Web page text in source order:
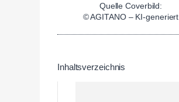
Quelle Coverbild:
© AGITANO – KI-generiert
Inhaltsverzeichnis